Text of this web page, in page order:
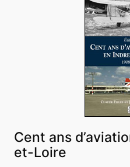
Cent ans
et-Loire